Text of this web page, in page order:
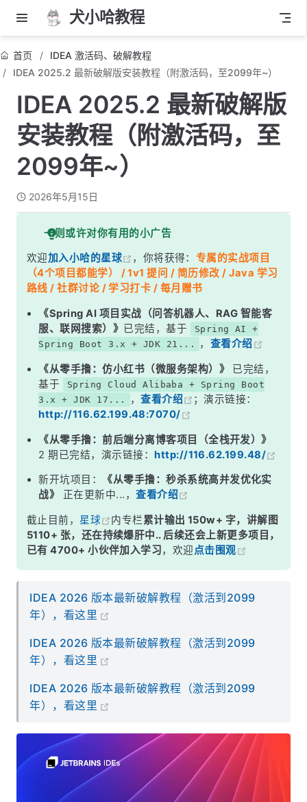
犬小哈教程
首页
IDEA 激活码、破解教程
IDEA 2025.2 最新破解版安装教程（附激活码，至2099年~）
IDEA 2025.2 最新破解版
安装教程（附激活码，至
2099年~）
2026年5月15日
一则或许对你有用的小广告
欢迎加入小哈的星球 ，你将获得： 专属的实战项目
（4个项目都能学） / 1v1 提问 / 简历修改 / Java 学习
路线 / 社群讨论 / 学习打卡 / 每月赠书
《Spring AI 项目实战（问答机器人、RAG 智能客
服、联网搜索）》 已完结，基于
Spring AI +
Spring Boot 3.x + JDK 21...
， 查看介绍
《从零手撸：仿小红书（微服务架构）》
已完结，
基于
Spring Cloud Alibaba + Spring Boot
3.x + JDK 17...
，查看介绍
；演示链接：
http://116.62.199.48:7070/
《从零手撸：前后端分离博客项目（全栈开发）》
2 期已完结，演示链接：http://116.62.199.48/
新开坑项目：
《从零手撸：秒杀系统高并发优化实
战》
正在更新中...，查看介绍
截止目前， 星球 内专栏累计输出 150w+ 字，讲解图
5110+ 张，还在持续爆肝中.. 后续还会上新更多项目，
已有 4700+ 小伙伴加入学习，欢迎点击围观
IDEA 2026 版本最新破解教程（激活到2099
年），看这里
IDEA 2026 版本最新破解教程（激活到2099
年），看这里
IDEA 2026 版本最新破解教程（激活到2099
年），看这里